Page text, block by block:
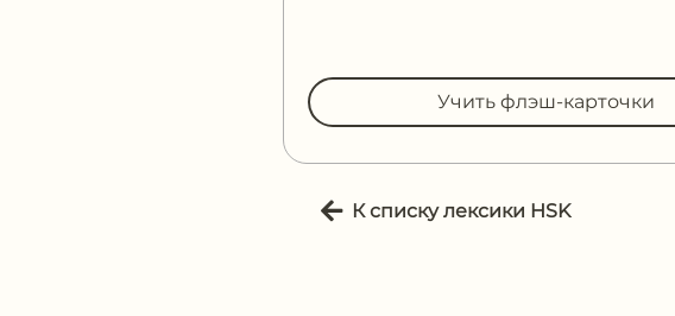
Учить флэш-карточки
К списку лексики HSK